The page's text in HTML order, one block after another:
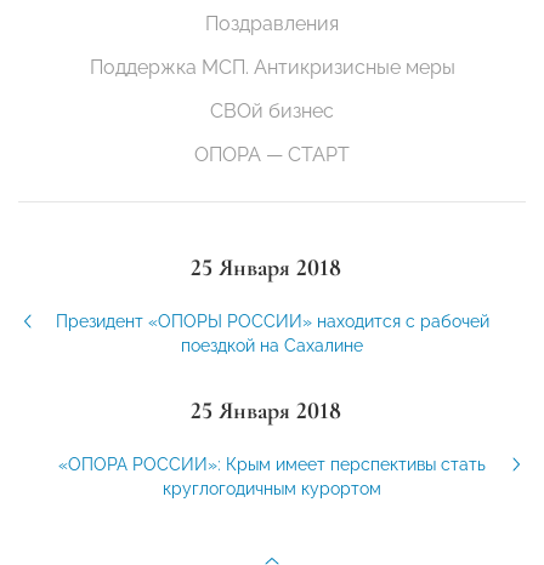
Поздравления
Поддержка МСП. Антикризисные меры
СВОй бизнес
ОПОРА — СТАРТ
25 Января 2018
Президент «ОПОРЫ РОССИИ» находится с рабочей
поездкой на Сахалине
25 Января 2018
«ОПОРА РОССИИ»: Крым имеет перспективы стать
круглогодичным курортом